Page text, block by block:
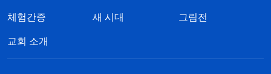
체험간증 새 시대 그림전
교회 소개